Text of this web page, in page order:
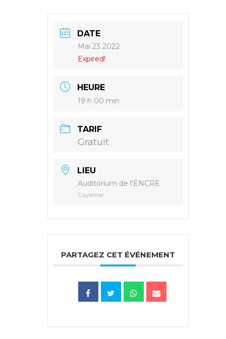
DATE
Mai 23 2022
Expired!
HEURE
19 h 00 min
TARIF
Gratuit
LIEU
Auditorium de l'ENCRE
Cayenne
PARTAGEZ CET ÉVÉNEMENT